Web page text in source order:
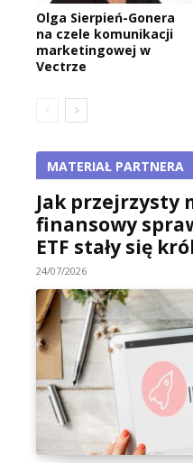
Olga Sierpień-Gonera
na czele komunikacji
marketingowej w
Vectrze
MATERIAŁ PARTNERA
Jak przejrzysty
finansowy
ETF stały się
24/07/2026